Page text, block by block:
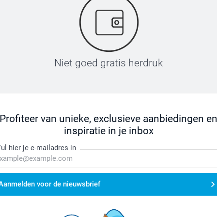
Niet goed gratis herdruk
Profiteer van unieke, exclusieve aanbiedingen en
inspiratie in je inbox
hier je e-mailadres in
voor de nieuwsbrief